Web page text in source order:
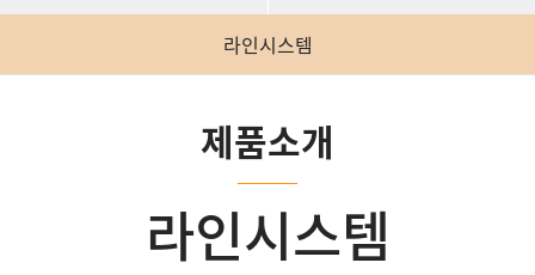
라인시스템
제품소개
라인시스템